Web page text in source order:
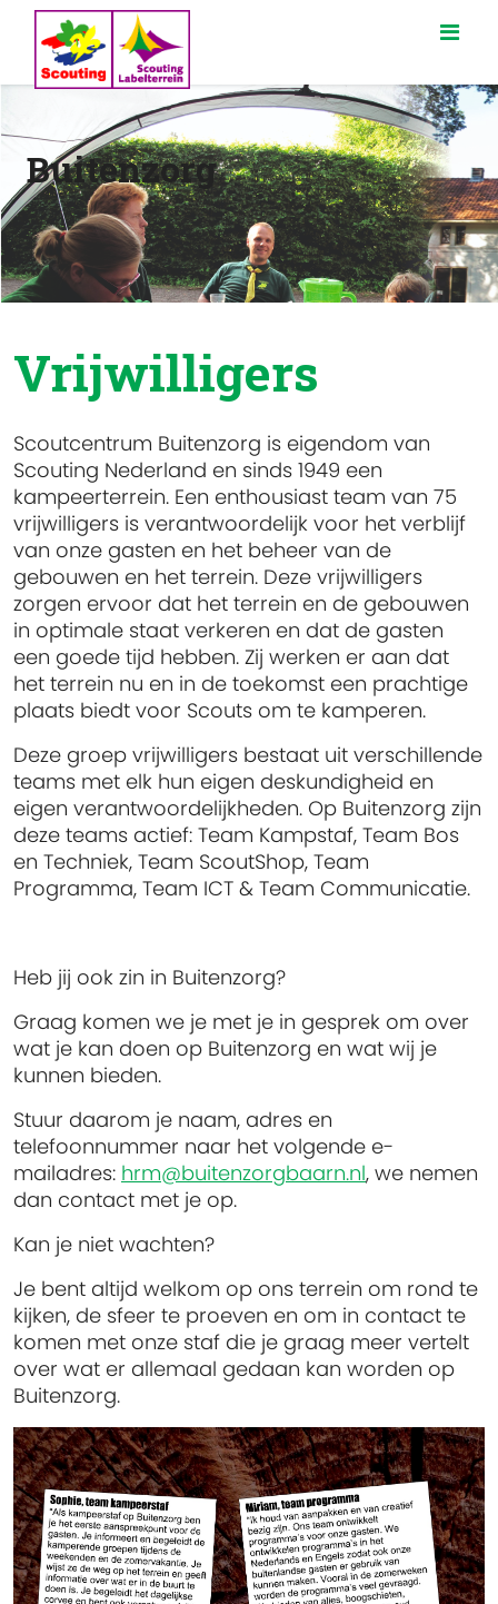
Buitenzorg
Vrijwilligers
Scoutcentrum Buitenzorg is eigendom van
Scouting Nederland en sinds 1949 een
kampeerterrein. Een enthousiast team van 75
vrijwilligers is verantwoordelijk voor het verblijf
van onze gasten en het beheer van de
gebouwen en het terrein. Deze vrijwilligers
zorgen ervoor dat het terrein en de gebouwen
in optimale staat verkeren en dat de gasten
een goede tijd hebben. Zij werken er aan dat
het terrein nu en in de toekomst een prachtige
plaats biedt voor Scouts om te kamperen.
Deze groep vrijwilligers bestaat uit verschillende
teams met elk hun eigen deskundigheid en
eigen verantwoordelijkheden. Op Buitenzorg zijn
deze teams actief: Team Kampstaf, Team Bos
en Techniek, Team ScoutShop, Team
Programma, Team ICT & Team Communicatie.
Heb jij ook zin in Buitenzorg?
Graag komen we je met je in gesprek om over
wat je kan doen op Buitenzorg en wat wij je
kunnen bieden.
Stuur daarom je naam, adres en
telefoonnummer naar het volgende e-
mailadres: hrm@buitenzorgbaarn.nl, we nemen
dan contact met je op.
Kan je niet wachten?
Je bent altijd welkom op ons terrein om rond te
kijken, de sfeer te proeven en om in contact te
komen met onze staf die je graag meer vertelt
over wat er allemaal gedaan kan worden op
Buitenzorg.